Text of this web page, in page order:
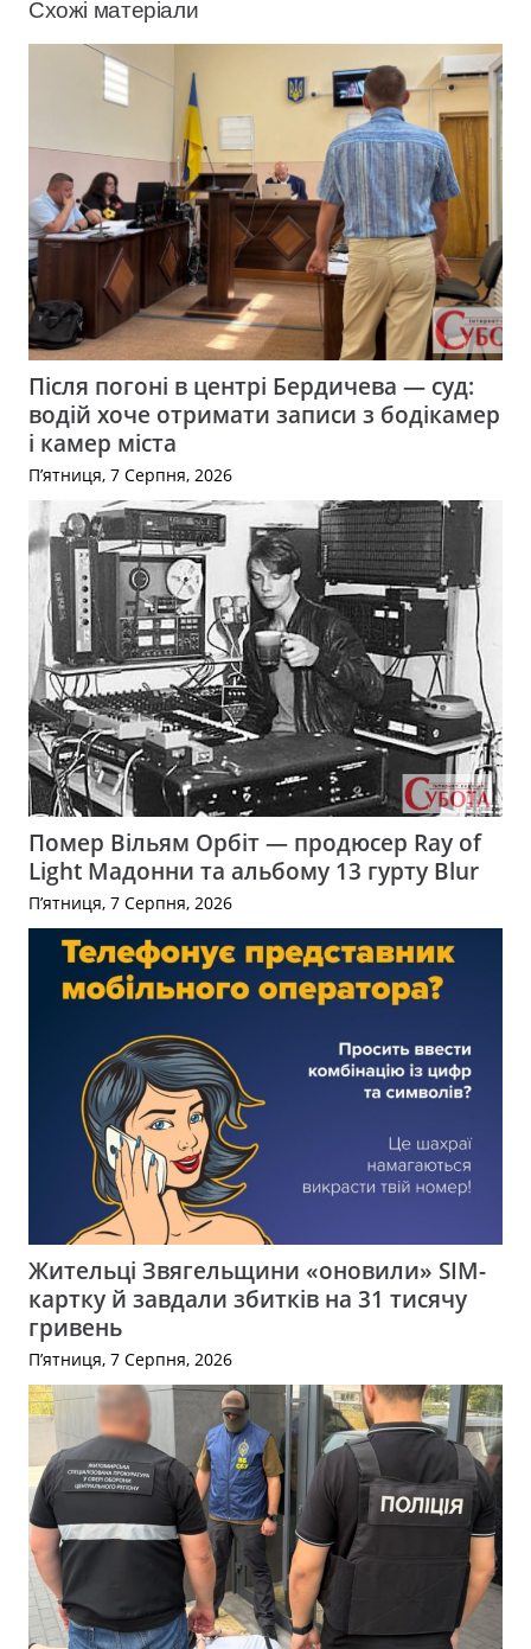
Схожі матеріали
Після погоні в центрі Бердичева — суд:
водій хоче отримати записи з бодікамер
і камер міста
П’ятниця, 7 Серпня, 2026
Помер Вільям Орбіт — продюсер Ray of
Light Мадонни та альбому 13 гурту Blur
П’ятниця, 7 Серпня, 2026
Жительці Звягельщини «оновили» SIM-
картку й завдали збитків на 31 тисячу
гривень
П’ятниця, 7 Серпня, 2026